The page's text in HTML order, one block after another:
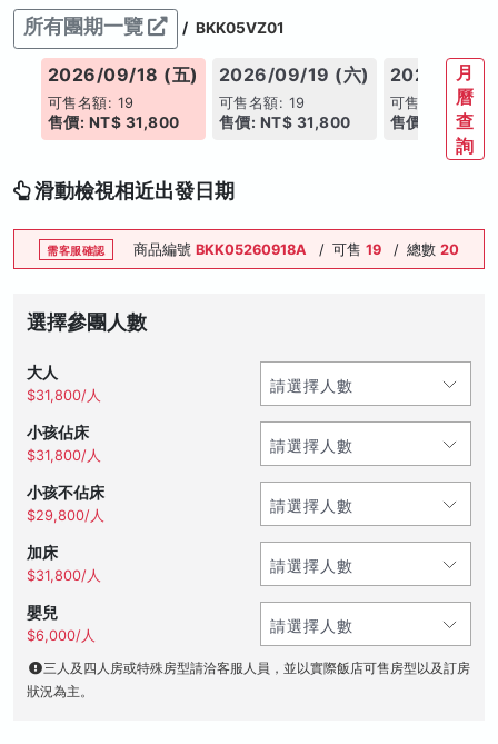
所有團期一覽 / BKK05VZ01
2026/09/18 (五)
可售名額: 19
售價: NT$ 31,800
2026/09/19 (六)
可售名額: 19
售價: NT$ 31,800
2026/09/
可售名額: 19
售價: NT$
月
曆
查
詢
滑動檢視相近出發日期
需客服確認 商品編號 BKK05260918A / 可售 19 / 總數 20
選擇參團人數
大人
$31,800/人
小孩佔床
$31,800/人
小孩不佔床
$29,800/人
加床
$31,800/人
嬰兒
$6,000/人
三人及四人房或特殊房型請洽客服人員，並以實際飯店可售房型以及訂房
狀況為主。